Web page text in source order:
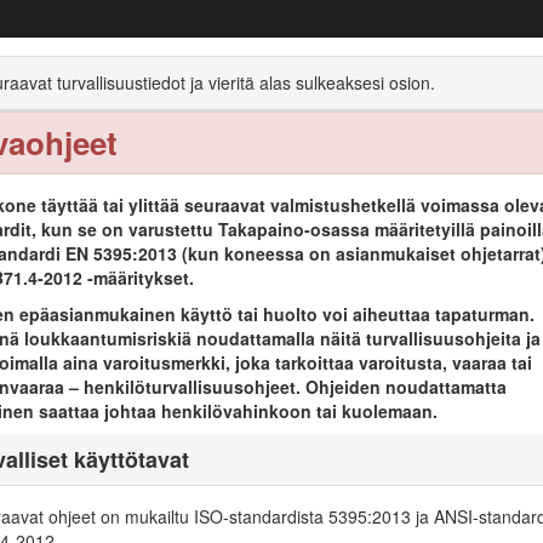
turvallisuustiedot ja vieritä alas sulkeaksesi osion.
täyttää tai ylittää seuraavat valmistushetkellä voimassa
kun se on varustettu Takapaino-osassa määritetyillä
EN 5395:2013 (kun koneessa on asianmukaiset
2012 -määritykset.
epäasianmukainen käyttö tai huolto voi aiheuttaa tapaturman.
loukkaantumisriskiä noudattamalla näitä turvallisuusohjeita ja
aina varoitusmerkki, joka tarkoittaa varoitusta, vaaraa tai
– henkilöturvallisuusohjeet. Ohjeiden noudattamatta
saattaa johtaa henkilövahinkoon tai kuolemaan.
käyttötavat
ohjeet on mukailtu ISO-standardista 5395:2013 ja ANSI-
vaakatasoleikkurit 3500-D ja
yleiskatsaus
tarkoitettu ammattimaiseen kaupalliseen käyttöön. Se on tarkoitettu
ruohonleikkuuseen. Sitä ei ole tarkoitettu pensaiden
ja huoltamaan laitetta asianmukaisesti sekä välttämään
jos tarvitset tietoja tuotteista ja lisävarusteista,
tai lisätietoja, ota yhteys valtuutettuun huoltoliikkeeseen tai